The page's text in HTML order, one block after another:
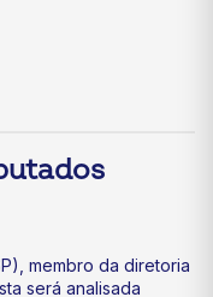
membro da diretoria
será analisada